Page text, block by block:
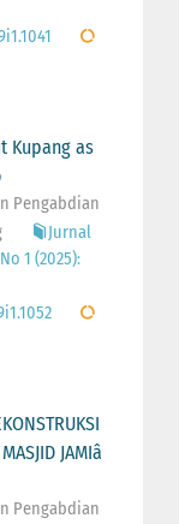
Kupang as
Pengabdian
Jurnal
1 (2025):
JAMIâ
Pengabdian